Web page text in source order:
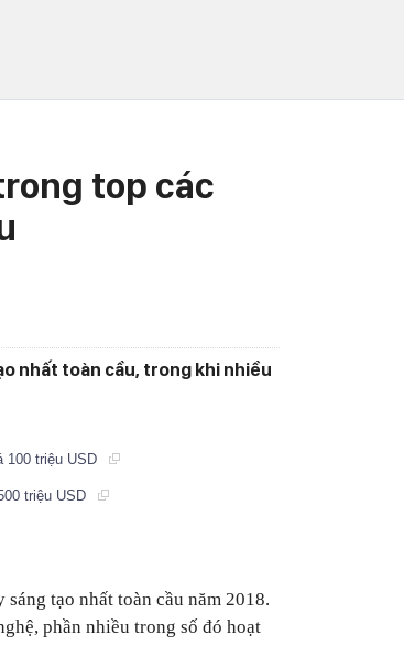
top các
nhất toàn cầu, trong khi nhiều
100 triệu USD
triệu USD
tạo nhất toàn cầu năm 2018.
phần nhiều trong số đó hoạt